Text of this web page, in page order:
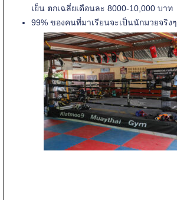
เย็น ตกเฉลี่ยเดือนละ 8000-10,000 บาท
99% ของคนที่มาเรียนจะเป็นนักมวยจริงๆ